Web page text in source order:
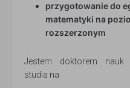
przygotowanie do
matematyki na
rozszerzonym
Jestem doktorem nauk
studia na